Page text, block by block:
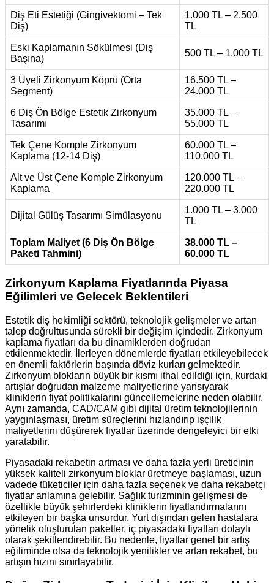
Diş Eti Estetiği (Gingivektomi – Tek
Diş)
1.000 TL – 2.500
TL
Eski Kaplamanın Sökülmesi (Diş
Başına)
500 TL – 1.000 TL
3 Üyeli Zirkonyum Köprü (Orta
Segment)
16.500 TL –
24.000 TL
6 Diş Ön Bölge Estetik Zirkonyum
Tasarımı
35.000 TL –
55.000 TL
Tek Çene Komple Zirkonyum
Kaplama (12-14 Diş)
60.000 TL –
110.000 TL
Alt ve Üst Çene Komple Zirkonyum
Kaplama
120.000 TL –
220.000 TL
Dijital Gülüş Tasarımı Simülasyonu
1.000 TL – 3.000
TL
Toplam Maliyet (6 Diş Ön Bölge
Paketi Tahmini)
38.000 TL –
60.000 TL
Zirkonyum Kaplama Fiyatlarında Piyasa
Eğilimleri ve Gelecek Beklentileri
Estetik diş hekimliği sektörü, teknolojik gelişmeler ve artan
talep doğrultusunda sürekli bir değişim içindedir. Zirkonyum
kaplama fiyatları da bu dinamiklerden doğrudan
etkilenmektedir. İlerleyen dönemlerde fiyatları etkileyebilecek
en önemli faktörlerin başında döviz kurları gelmektedir.
Zirkonyum blokların büyük bir kısmı ithal edildiği için, kurdaki
artışlar doğrudan malzeme maliyetlerine yansıyarak
kliniklerin fiyat politikalarını güncellemelerine neden olabilir.
Aynı zamanda, CAD/CAM gibi dijital üretim teknolojilerinin
yaygınlaşması, üretim süreçlerini hızlandırıp işçilik
maliyetlerini düşürerek fiyatlar üzerinde dengeleyici bir etki
yaratabilir.
Piyasadaki rekabetin artması ve daha fazla yerli üreticinin
yüksek kaliteli zirkonyum bloklar üretmeye başlaması, uzun
vadede tüketiciler için daha fazla seçenek ve daha rekabetçi
fiyatlar anlamına gelebilir. Sağlık turizminin gelişmesi de
özellikle büyük şehirlerdeki kliniklerin fiyatlandırmalarını
etkileyen bir başka unsurdur. Yurt dışından gelen hastalara
yönelik oluşturulan paketler, iç piyasadaki fiyatları dolaylı
olarak şekillendirebilir. Bu nedenle, fiyatlar genel bir artış
eğiliminde olsa da teknolojik yenilikler ve artan rekabet, bu
artışın hızını sınırlayabilir.